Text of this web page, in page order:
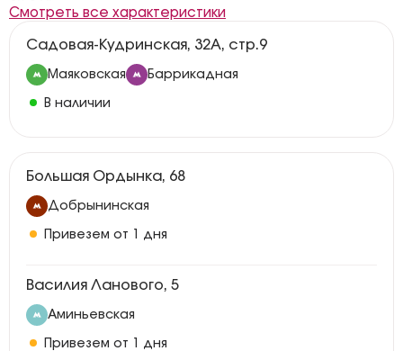
Смотреть все характеристики
Садовая-Кудринская, 32А, стр.9
Маяковская Баррикадная
В наличии
Большая Ордынка, 68
Добрынинская
Привезем от 1 дня
Василия Ланового, 5
Аминьевская
Привезем от 1 дня